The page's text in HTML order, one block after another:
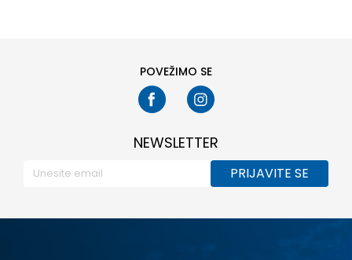
POVEŽIMO SE
NEWSLETTER
PRIJAVITE SE